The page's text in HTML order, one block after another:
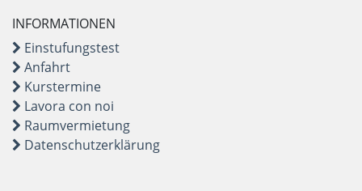
INFORMATIONEN
Einstufungstest
Anfahrt
Kurstermine
Lavora con noi
Raumvermietung
Datenschutzerklärung